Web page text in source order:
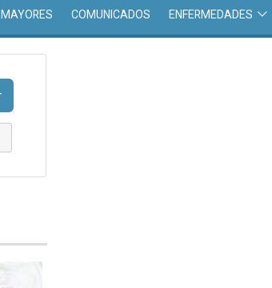
MAYORES COMUNICADOS ENFERMEDADES